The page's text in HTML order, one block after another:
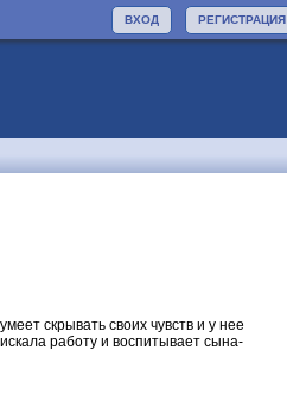
РЕГИСТРАЦИЯ
ВХОД
скрывать своих чувств и у нее
работу и воспитывает сына-